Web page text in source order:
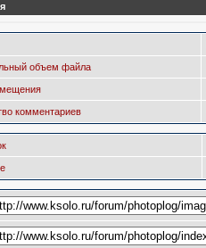
объем файла
комментариев